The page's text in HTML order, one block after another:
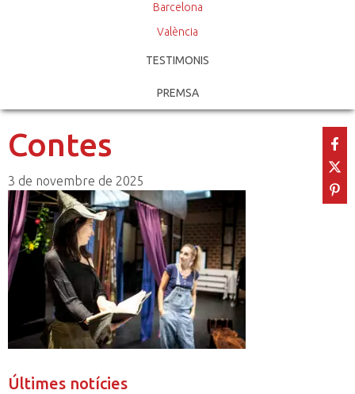
Barcelona
València
TESTIMONIS
PREMSA
Contes
3 de novembre de 2025
Últimes notícies